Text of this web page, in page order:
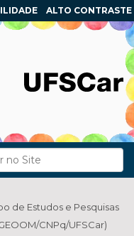
ALTO CONTRASTE
de Estudos e Pesquisas
CNPq/UFSCar)